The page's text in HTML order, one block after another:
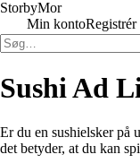
StorbyMor
Min kontoRegistrér
Sushi Ad
Er du en sushielsker på
det betyder, at du kan